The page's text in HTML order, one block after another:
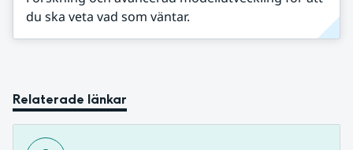
du ska veta vad som väntar.
Relaterade länkar